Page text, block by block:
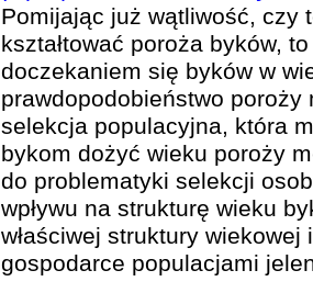
Pomijając już wątliwość, czy
kształtować poroża byków,
doczekaniem się byków w
prawdopodobieństwo
selekcja populacyjna, która
bykom dożyć wieku poroży
do problematyki selekcji
wpływu na strukturę wieku
właściwej struktury
gospodarce populacjami